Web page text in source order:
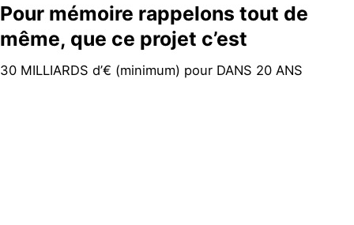
Pour mémoire rappelons tout de
même, que ce projet c’est
30 MILLIARDS d’€ (minimum) pour DANS 20 ANS